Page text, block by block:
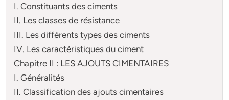
I. Constituants des ciments
II. Les classes de résistance
III. Les différents types des ciments
IV. Les caractéristiques du ciment
Chapitre II : LES AJOUTS CIMENTAIRES
I. Généralités
II. Classification des ajouts cimentaires